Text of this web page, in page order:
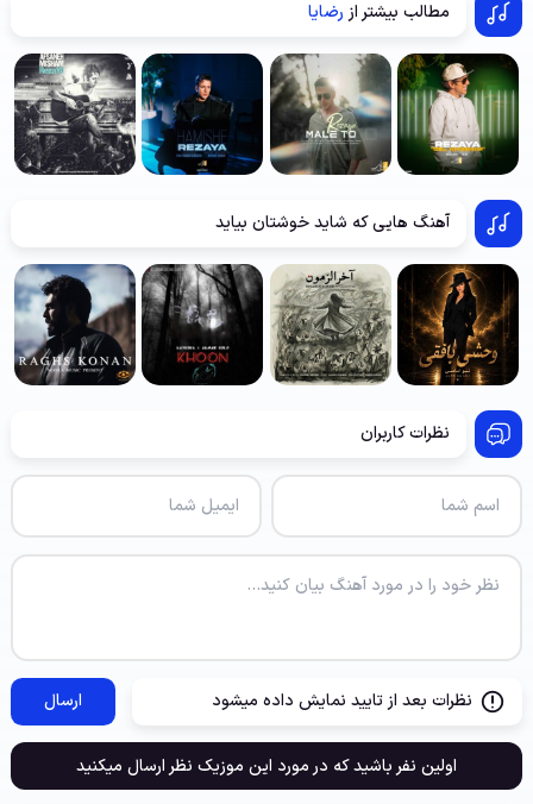
مطالب بیشتر از رضایا
آهنگ هایی که شاید خوشتان بیاید
نظرات کاربران
نظرات بعد از تایید نمایش داده میشود ارسال
اولین نفر باشید که در مورد این موزیک نظر ارسال میکنید